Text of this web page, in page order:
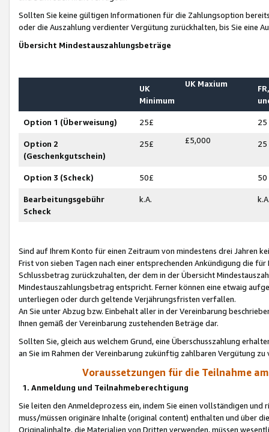
Sollten Sie keine gültigen Informationen für die Zahlungsoption
oder die Auszahlung verdienter Vergütung zurückhalten, bis Sie
Übersicht Mindestauszahlungsbeträge
UK
Minimum
UK Maxium
Option 1 (Überweisung) 25£ 25
Option 2
(Geschenkgutschein)
25£ £5,000 25
Option 3 (Scheck) 50£ 50
Bearbeitungsgebühr
Scheck
k.A.
Sind auf Ihrem Konto für einen Zeitraum von mindestens drei Jahren
Frist von sieben Tagen nach einer entsprechenden Ankündigung die
Schlussbetrag zurückzuhalten, der dem in der Übersicht
Mindestauszahlungsbetrag entspricht. Ferner können eine etwaig
unterliegen oder durch geltende Verjährungsfristen verfallen.
An Sie unter Abzug bzw. Einbehalt aller in der Vereinbarung
Ihnen gemäß der Vereinbarung zustehenden Beträge dar.
Sollten Sie, gleich aus welchem Grund, eine Überschusszahlung
an Sie im Rahmen der Vereinbarung zukünftig zahlbaren Vergütung zu
Voraussetzungen für die Teilnahme
1. Anmeldung und Teilnahmeberechtigung
Sie leiten den Anmeldeprozess ein, indem Sie einen vollständigen
muss/müssen originäre Inhalte (original content) enthalten und über
Originalinhalte, die Materialien von Dritten verwenden, müssen